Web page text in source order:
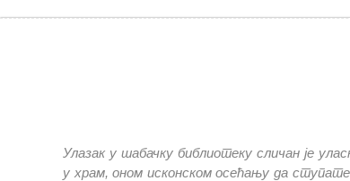
Улазак у шабачку библиотеку сличан је
у храм, оном исконском осећању да